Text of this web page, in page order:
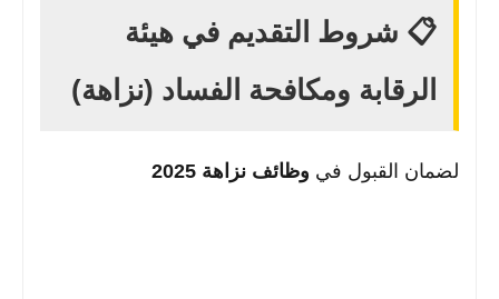
📋 شروط التقديم في هيئة
الرقابة ومكافحة الفساد (نزاهة)
لضمان القبول في وظائف نزاهة 2025